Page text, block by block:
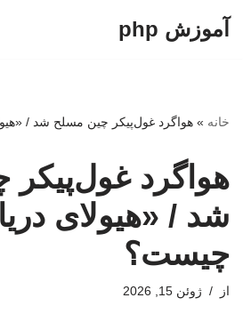
آموزش php
خانه » هواگرد غول‌پیکر چین مسلح شد /
هواگرد
شد / «هیولای
چیست؟
از ژوئن 15, 2026